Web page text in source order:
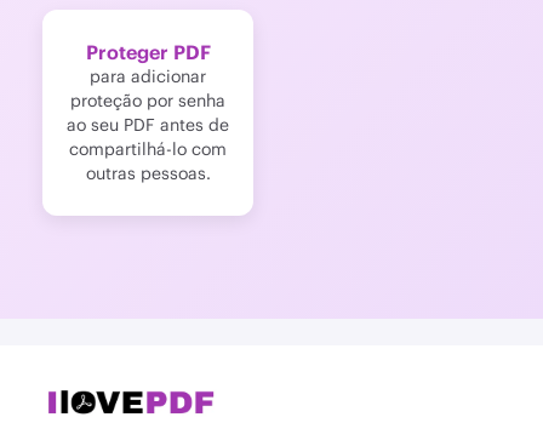
Proteger PDF
para adicionar
proteção por senha
ao seu PDF antes de
compartilhá-lo com
outras pessoas.